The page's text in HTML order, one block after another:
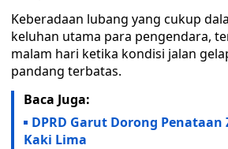
Keberadaan lubang yang cukup
keluhan utama para pengendara,
malam hari ketika kondisi jalan
pandang terbatas.
Baca Juga:
DPRD Garut Dorong Penataan
Kaki Lima